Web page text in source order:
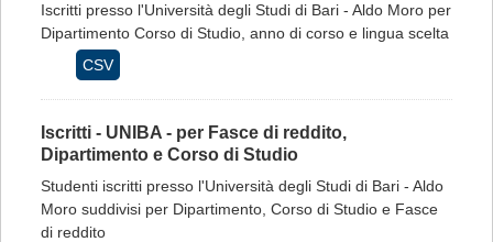
Iscritti presso l'Università degli Studi di Bari - Aldo Moro per
Dipartimento Corso di Studio, anno di corso e lingua scelta
CSV
Iscritti - UNIBA - per Fasce di reddito,
Dipartimento e Corso di Studio
Studenti iscritti presso l'Università degli Studi di Bari - Aldo
Moro suddivisi per Dipartimento, Corso di Studio e Fasce
di reddito